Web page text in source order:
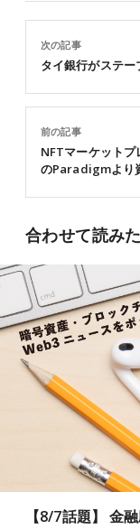
前の記事
NFTマーケット
のParadigmより
次の記事
タイ銀行がステ
合わせて読み
【8/7話題】 金